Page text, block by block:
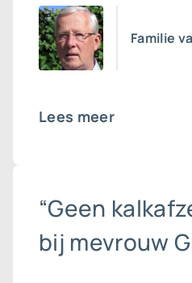
Familie
Lees meer
“Geen
bij mevrouw